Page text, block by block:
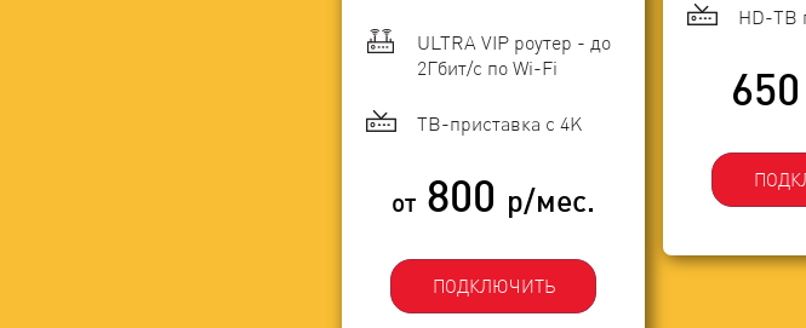
ULTRA VIP роутер - до
2Гбит/c по Wi-Fi
ТВ-приставка с 4K
от 800 р/мес.
ПОДКЛЮЧИТЬ
HD-ТВ
650